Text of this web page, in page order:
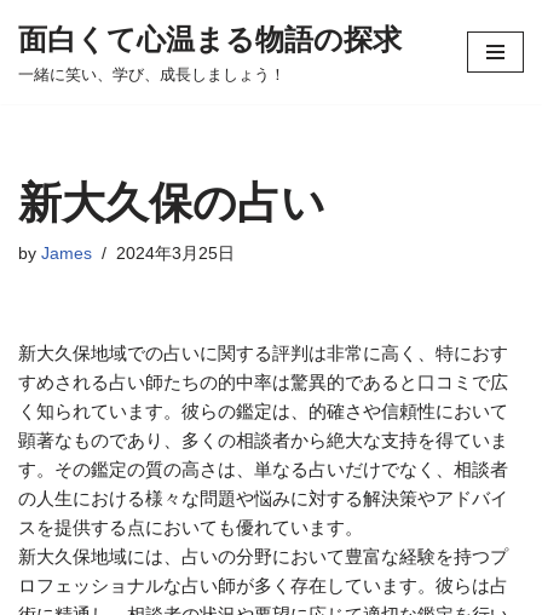
コ
ツ
へ
キ
面白くて心温まる物語の探求
一緒に笑い、学び、成長しましょう！
新大久保の占い
by James 2024年3月25日
新大久保地域での占いに関する評判は非常に高く、特におす
すめされる占い師たちの的中率は驚異的であると口コミで広
く知られています。彼らの鑑定は、的確さや信頼性において
顕著なものであり、多くの相談者から絶大な支持を得ていま
す。その鑑定の質の高さは、単なる占いだけでなく、相談者
の人生における様々な問題や悩みに対する解決策やアドバイ
スを提供する点においても優れています。
新大久保地域には、占いの分野において豊富な経験を持つプ
ロフェッショナルな占い師が多く存在しています。彼らは占